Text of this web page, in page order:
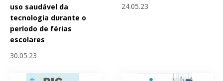
uso saudável da
tecnologia durante o
período de férias
escolares
30.05.23
24.05.23